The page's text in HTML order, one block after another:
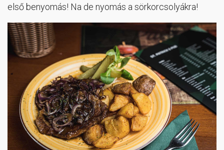
első benyomás! Na de nyomás a sörkorcsolyákra!